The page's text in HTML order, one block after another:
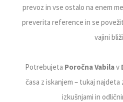
prevoz in vse ostalo na enem
preverita reference in se
vajini
Potrebujeta Poročna Vabilav
časa z iskanjem – tukaj
izkušnjami in